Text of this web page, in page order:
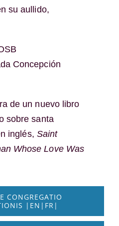
su aullido,
Concepción
de un nuevo libro
sobre santa
inglés, Saint
Whose Love Was
CONGREGATIO
|EN|FR|